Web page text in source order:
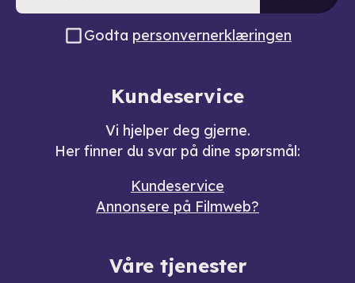
Godta personvernerklæringen
Kundeservice
Vi hjelper deg gjerne.
Her finner du svar på dine spørsmål:
Kundeservice
Annonsere på Filmweb?
Våre tjenester